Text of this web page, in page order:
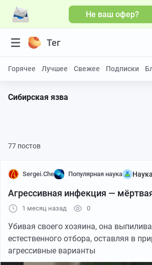
Не ваш офер?
Тег
Горячее Лучшее Свежее Подписки
Сибирская язва
77 постов
Sergei.Che Популярная наука Наука
Агрессивная инфекция —
1 месяц назад 0
Убивая своего хозяина, она
естественного отбора, оставляя в
агрессивные варианты